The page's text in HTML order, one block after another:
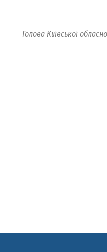
Голова Київської